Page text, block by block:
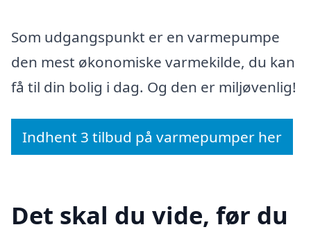
Som udgangspunkt er en varmepumpe
den mest økonomiske varmekilde, du kan
få til din bolig i dag. Og den er miljøvenlig!
Indhent 3 tilbud på varmepumper her
Det skal du vide, før du